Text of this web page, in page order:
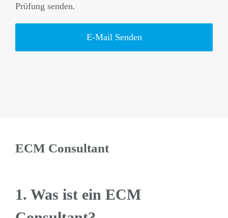
Prüfung senden.
E-Mail Senden
ECM Consultant
1. Was ist ein ECM